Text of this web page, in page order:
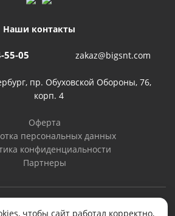
Наши контакты
55-05 zakaz@bigsnt.com
пр. Обуховской Обороны, 76,
корп. 4
Оферта
персональных данных
конфиденциальности
Партнеры
Все права защищены.
чтобы сайт работал корректно,